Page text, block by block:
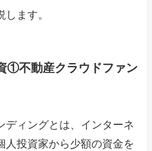
ます。
①不動産クラウドファン
ディングとは、インターネ
人投資家から少額の資金を